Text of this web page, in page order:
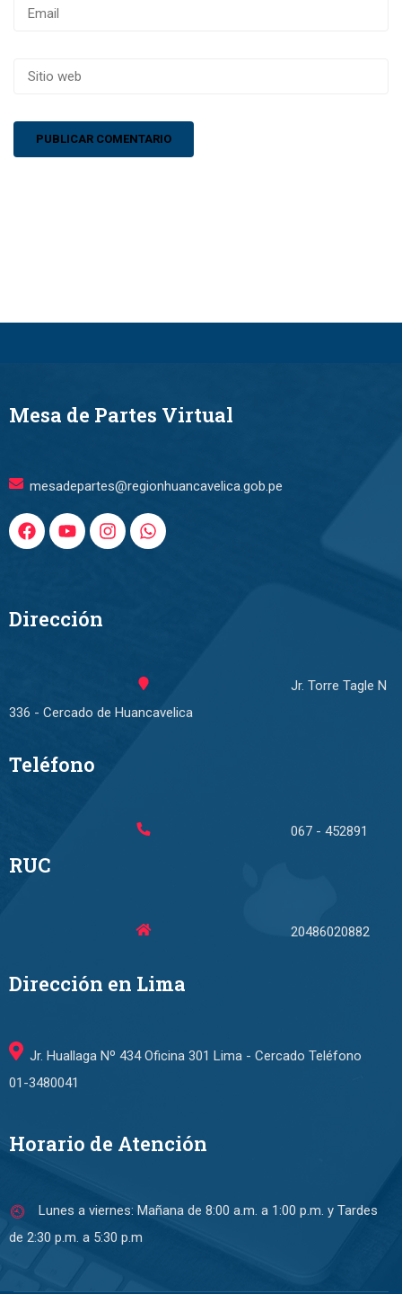
Mesa de Partes Virtual
mesadepartes@regionhuancavelica.gob.pe
Dirección
Jr. Torre Tagle N
336 - Cercado de Huancavelica
Teléfono
067 - 452891
RUC
20486020882
Dirección en Lima
Jr. Huallaga Nº 434 Oficina 301 Lima - Cercado Teléfono
01-3480041
Horario de Atención
Lunes a viernes: Mañana de 8:00 a.m. a 1:00 p.m. y Tardes
de 2:30 p.m. a 5:30 p.m